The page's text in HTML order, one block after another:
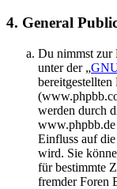
4. General
Du nimmst zur
unter der „
werden durch
www.phpbb.de
Einfluss auf
wird. Sie
für bestimmte
fremder Foren